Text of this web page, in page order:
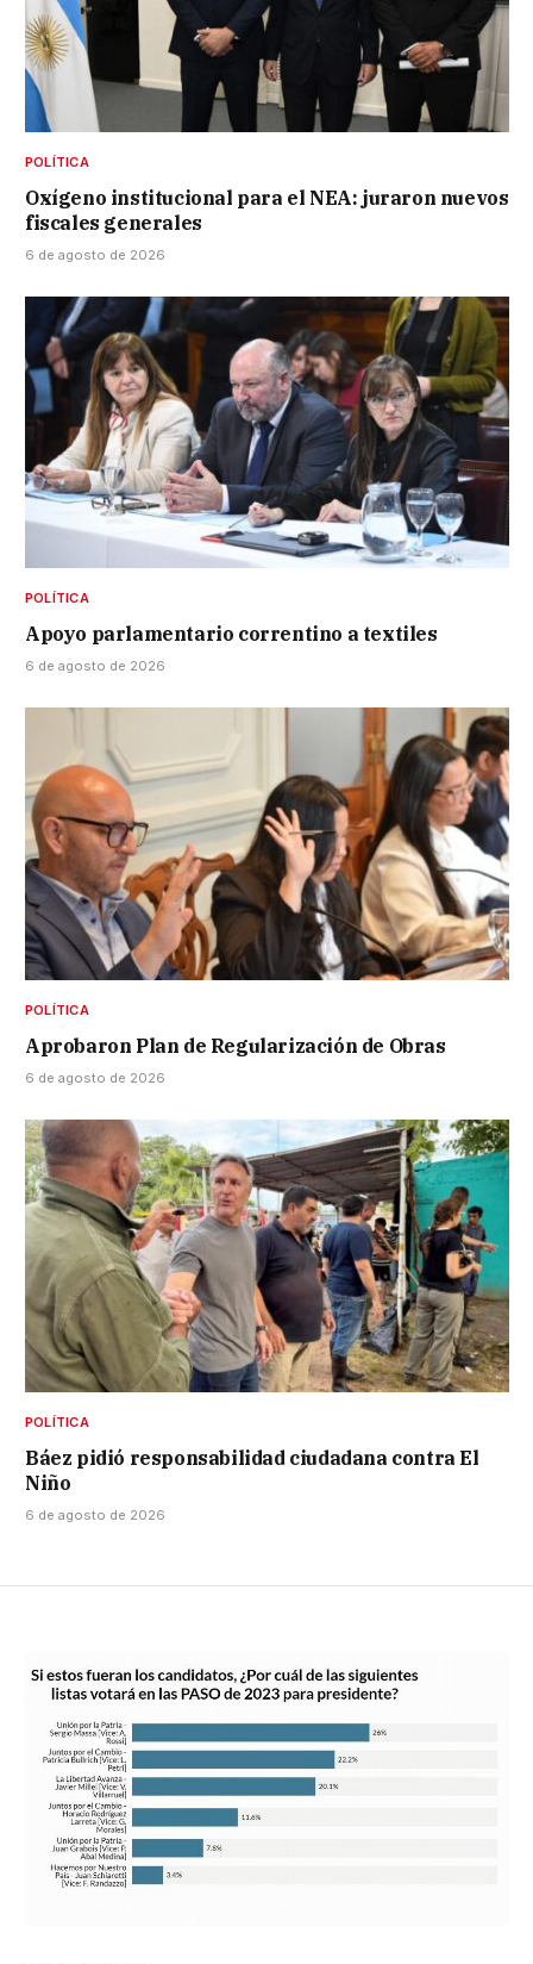
POLÍTICA
Oxígeno institucional para el NEA: juraron nuevos
fiscales generales
6 de agosto de 2026
POLÍTICA
Apoyo parlamentario correntino a textiles
6 de agosto de 2026
POLÍTICA
Aprobaron Plan de Regularización de Obras
6 de agosto de 2026
POLÍTICA
Báez pidió responsabilidad ciudadana contra El
Niño
6 de agosto de 2026